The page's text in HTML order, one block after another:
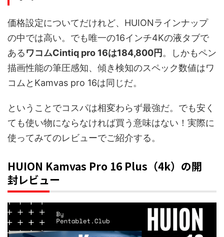
価格設定についてだけれど、HUIONラインナップ
の中では高い。でも唯一の16インチ4Kの液タブで
あるワコムCintiq pro 16は184,800円 。しかもペン
描画性能の筆圧感知、傾き検知のスペック数値はワ
コムとKamvas pro 16は同じだ。
ということでコスパは相変わらず最強だ。でも安く
ても使い物にならなければ買う意味はない！実際に
使ってみてのレビューでご紹介する。
HUION Kamvas Pro 16 Plus（4k）の開
封レビュー